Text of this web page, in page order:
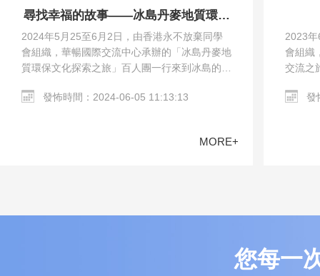
尋找幸福的故事——冰島丹麥地質環保
文化探索之旅
2024年5月25至6月2日，由香港永不放棄同學
會組織，華暢國際交流中心承辦的「冰島丹麥地
質環保文化探索之旅」百人團一行來到冰島的雷
哈根市區、Harpa…
發怖時間：2024-06-05 11:13:13
MORE+
2023
會組織
交流之
教堂發
您每一